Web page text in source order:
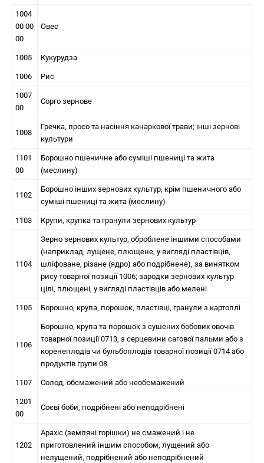
1004
00 00
00
Овес
1005 Кукурудза
1006 Рис
1007
00
Сорго зернове
1008
Гречка, просо та насіння канаркової трави; інші зернові
культури
1101
00
Борошно пшеничне або суміші пшениці та жита
(меслину)
1102
Борошно інших зернових культур, крім пшеничного або
суміші пшениці та жита (меслину)
1103 Крупи, крупка та гранули зернових культур
1104
Зерно зернових культур, оброблене іншими способами
(наприклад, лущене, плющене, у вигляді пластівців,
шліфоване, різане (ядро) або подрібнене), за винятком
рису товарної позиції 1006; зародки зернових культур
цілі, плющені, у вигляді пластівців або мелені
1105 Борошно, крупа, порошок, пластівці, гранули з картоплі
1106
Борошно, крупа та порошок з сушених бобових овочів
товарної позиції 0713, з серцевини сагової пальми або з
коренеплодів чи бульбоплодів товарної позиції 0714 або
продуктів групи 08
1107 Солод, обсмажений або необсмажений
1201
00
Соєві боби, подрібнені або неподрібнені
1202
Арахіс (земляні горішки) не смажений і не
приготовлений іншим способом, лущений або
нелущений, подрібнений або неподрібнений